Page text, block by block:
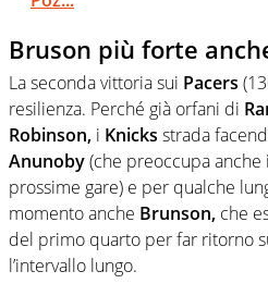
Bruson più forte
La seconda vittoria sui Pacers
resilienza. Perché già orfani di
Robinson, i Knicks strada
Anunoby(che preoccupa
prossime gare) e per qualche
momento anche Brunson, che
del primo quarto per far ritorno
l’intervallo lungo.